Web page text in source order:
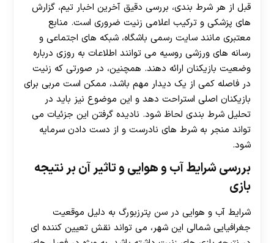
قبل از هر شرط بندی، بررسی دقیق آخرین اخبار تیم، گزارش
های پزشکی و ترکیب اعلامی زنیت ضروری است. منابع
معتبری مانند سایت رسمی باشگاه، شبکه های اجتماعی و
رسانه های ورزشی روسیه می توانند اطلاعات به روزی درباره
وضعیت بازیکنان ارائه دهند. همچنین، در صورتی که زنیت
در فاصله کمی از یک دیدار مهم باشد، ممکن است مربی برای
بازیکنان اصلی استراحت دهد و این موضوع نیز باید در
تحلیل شرط بندی لحاظ شود. نادیده گرفتن این جزئیات می
تواند منجر به شرط های نادرست و از دست دادن سرمایه
شود.
بررسی شرایط آب‌ و هوایی و تاثیر آن بر نتیجه
بازی
شرایط آب و هوایی در سن پترزبورگ به دلیل موقعیت
جغرافیایی شمالی این شهر، می تواند نقش تعیین کننده ای